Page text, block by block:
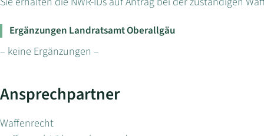
Ergänzungen Landratsamt Oberallgäu
– keine Ergänzungen –
Ansprechpartner
Waffenrecht